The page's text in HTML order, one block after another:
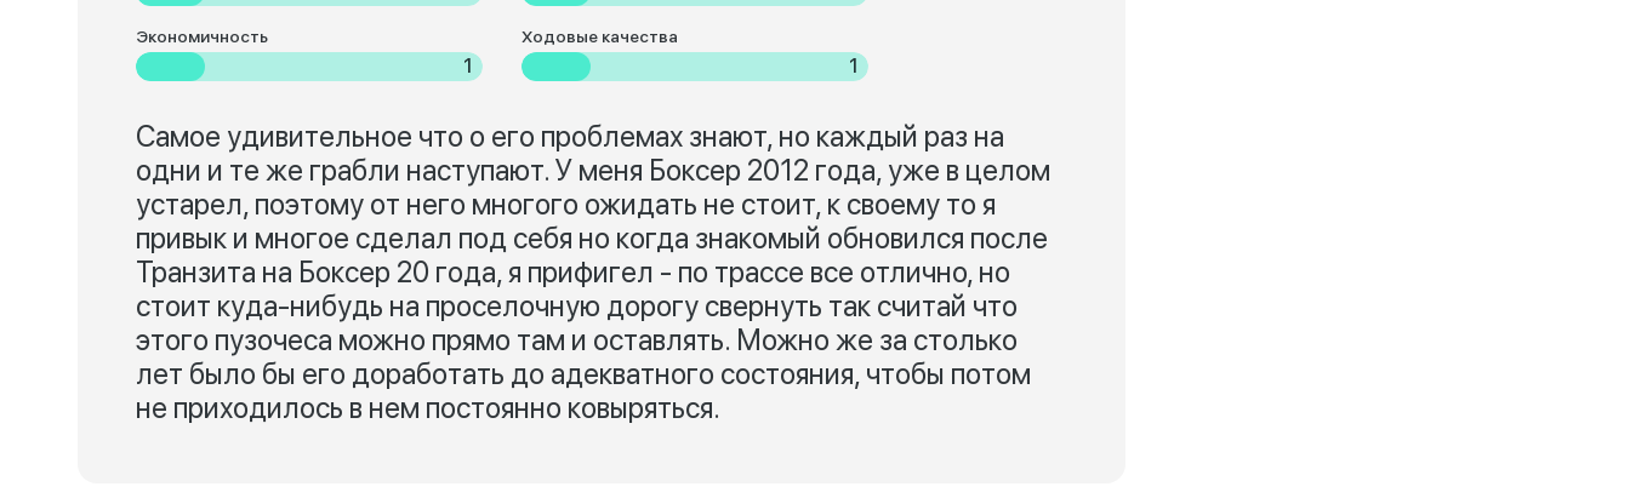
Экономичность
1
Ходовые качества
1
Самое удивительное что о его проблемах знают, но каждый раз на
одни и те же грабли наступают. У меня Боксер 2012 года, уже в целом
устарел, поэтому от него многого ожидать не стоит, к своему то я
привык и многое сделал под себя но когда знакомый обновился после
Транзита на Боксер 20 года, я прифигел - по трассе все отлично, но
стоит куда-нибудь на проселочную дорогу свернуть так считай что
этого пузочеса можно прямо там и оставлять. Можно же за столько
лет было бы его доработать до адекватного состояния, чтобы потом
не приходилось в нем постоянно ковыряться.